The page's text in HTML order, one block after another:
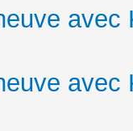
avec
avec